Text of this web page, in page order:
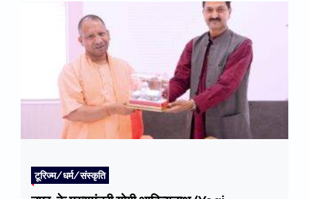
टूरिज्म/धर्म/संस्कृति